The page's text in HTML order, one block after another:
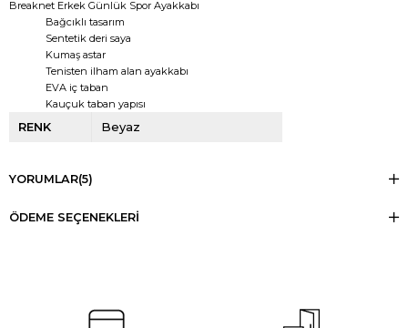
Breaknet Erkek Günlük Spor Ayakkabı
Bağcıklı tasarım
Sentetik deri saya
Kumaş astar
Tenisten ilham alan ayakkabı
EVA iç taban
Kauçuk taban yapısı
RENK Beyaz
YORUMLAR(5)
ÖDEME SEÇENEKLERI